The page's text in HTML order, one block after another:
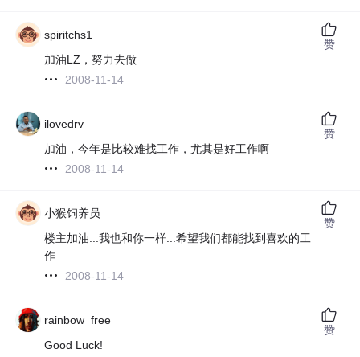
spiritchs1
加油LZ，努力去做
2008-11-14
赞
ilovedrv
加油，今年是比较难找工作，尤其是好工作啊
2008-11-14
赞
小猴饲养员
楼主加油...我也和你一样...希望我们都能找到喜欢的工
作
2008-11-14
赞
rainbow_free
Good Luck!
赞